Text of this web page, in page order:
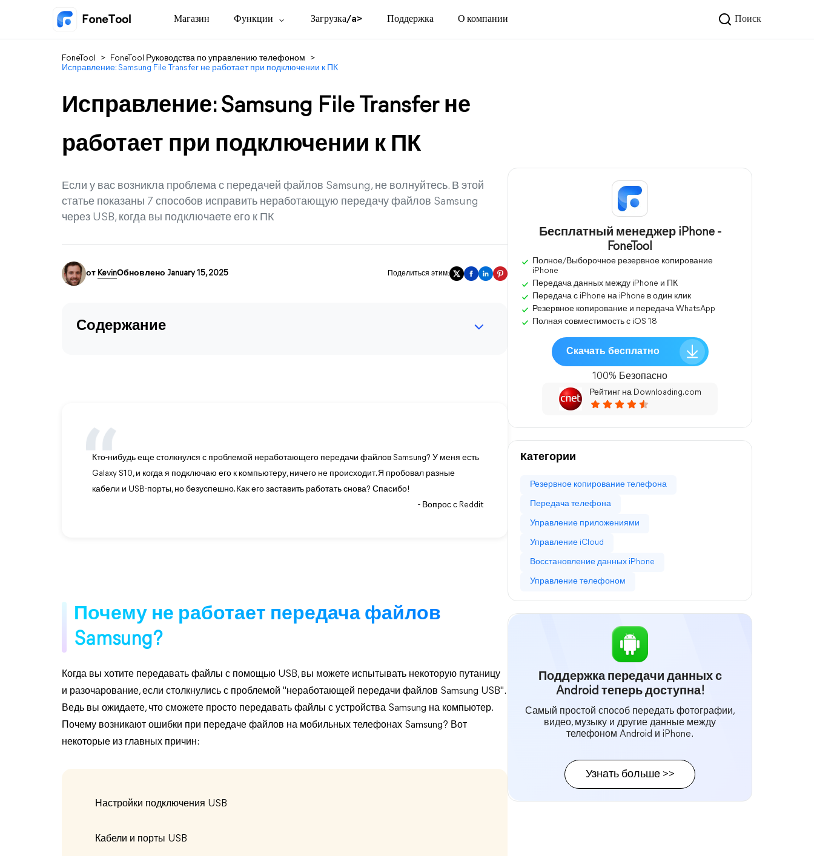
Магазин Функции Загрузка/a> Поддержка О компании Поиск
FoneTool > FoneTool Руководства по управлению телефоном
>
Исправление: Samsung File Transfer не работает при подключении к ПК
Исправление: Samsung File Transfer не
работает при подключении к ПК
Если у вас возникла проблема с передачей файлов Samsung, не волнуйтесь. В этой
статье показаны 7 способов исправить неработающую передачу файлов Samsung
через USB, когда вы подключаете его к ПК
от KevinОбновлено January 15, 2025 Поделиться этим:
Содержание
Кто-нибудь еще столкнулся с проблемой неработающего передачи файлов Samsung? У меня есть
Galaxy S10, и когда я подключаю его к компьютеру, ничего не происходит. Я пробовал разные
кабели и USB-порты, но безуспешно. Как его заставить работать снова? Спасибо!
- Вопрос с Reddit
Почему не работает передача файлов
Samsung?
Когда вы хотите передавать файлы с помощью USB, вы можете испытывать некоторую путаницу
и разочарование, если столкнулись с проблемой "неработающей передачи файлов Samsung USB".
Ведь вы ожидаете, что сможете просто передавать файлы с устройства Samsung на компьютер.
Почему возникают ошибки при передаче файлов на мобильных телефонах Samsung? Вот
некоторые из главных причин:
Настройки подключения USB
Кабели и порты USB
Бесплатный менеджер iPhone -
FoneTool
Полное/Выборочное резервное копирование
iPhone
Передача данных между iPhone и ПК
Передача с iPhone на iPhone в один клик
Резервное копирование и передача WhatsApp
Полная совместимость с iOS 18
Скачать бесплатно
100% Безопасно
Рейтинг на Downloading.com
Категории
Резервное копирование телефона
Передача телефона
Управление приложениями
Управление iCloud
Восстановление данных iPhone
Управление телефоном
Поддержка передачи данных с
Android теперь доступна!
Самый простой способ передать фотографии,
видео, музыку и другие данные между
телефоном Android и iPhone.
Узнать больше >>